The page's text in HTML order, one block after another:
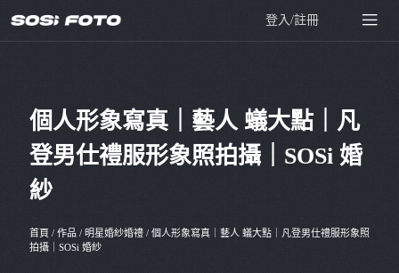
登入/註冊
個人形象寫真｜藝人 蟻大點｜凡
登男仕禮服形象照拍攝｜SOSi 婚
紗
首頁 / 作品 / 明星婚紗婚禮 / 個人形象寫真｜藝人 蟻大點｜凡登男仕禮服形象照
拍攝｜SOSi 婚紗